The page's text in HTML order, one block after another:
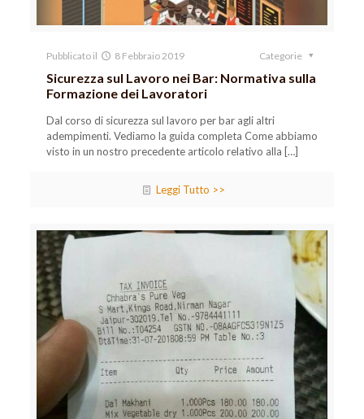
Pubblicato il 8 Febbraio 2019 Categorie
Sicurezza sul Lavoro nei Bar: Normativa sulla
Formazione dei Lavoratori
Dal corso di sicurezza sul lavoro per bar agli altri
adempimenti. Vediamo la guida completa Come abbiamo
visto in un nostro precedente articolo relativo alla […]
Leggi Tutto >>